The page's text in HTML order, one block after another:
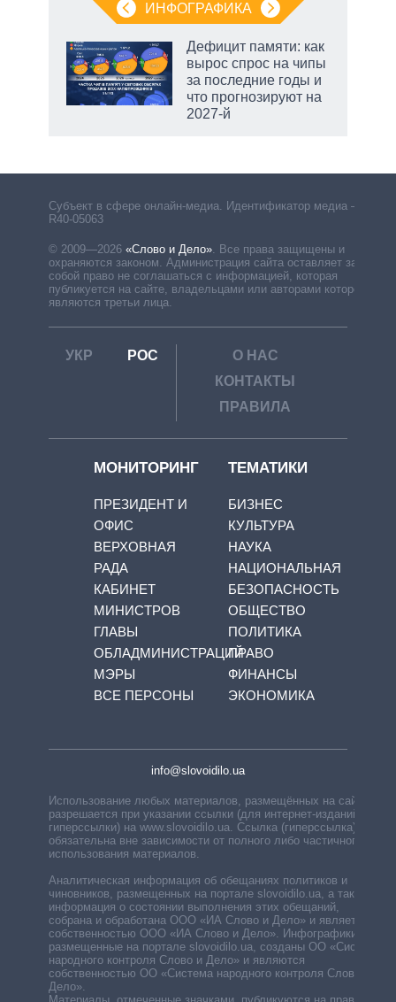
ИНФОГРАФИКА
Дефицит памяти: как
вырос спрос на чипы
за последние годы и
что прогнозируют на
2027-й
Субъект в сфере онлайн-медиа. Идентификатор медиа –
R40-05063
© 2009—2026 «Слово и Дело». Все права защищены и
охраняются законом. Администрация сайта оставляет за
собой право не соглашаться с информацией, которая
публикуется на сайте, владельцами или авторами которой
являются третьи лица.
УКР РОС
О НАС
КОНТАКТЫ
ПРАВИЛА
МОНИТОРИНГ
ПРЕЗИДЕНТ И
ОФИС
ВЕРХОВНАЯ
РАДА
КАБИНЕТ
МИНИСТРОВ
ГЛАВЫ
ОБЛАДМИНИСТРАЦИЙ
МЭРЫ
ВСЕ ПЕРСОНЫ
ТЕМАТИКИ
БИЗНЕС
КУЛЬТУРА
НАУКА
НАЦИОНАЛЬНАЯ
БЕЗОПАСНОСТЬ
ОБЩЕСТВО
ПОЛИТИКА
ПРАВО
ФИНАНСЫ
ЭКОНОМИКА
info@slovoidilo.ua
Использование любых материалов, размещённых на сайте,
разрешается при указании ссылки (для интернет-изданий —
гиперссылки) на www.slovoidilo.ua. Ссылка (гиперссылка)
обязательна вне зависимости от полного либо частичного
использования материалов.
Аналитическая информация об обещаниях политиков и
чиновников, размещенных на портале slovoidilo.ua, а также
информация о состоянии выполнения этих обещаний,
собрана и обработана ООО «ИА Слово и Дело» и является
собственностью ООО «ИА Слово и Дело». Инфографики,
размещенные на портале slovoidilo.ua, созданы ОО «Система
народного контроля Слово и Дело» и являются
собственностью ОО «Система народного контроля Слово и
Дело».